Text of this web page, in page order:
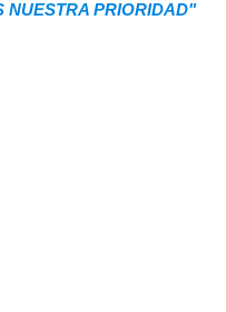
NUESTRA PRIORIDAD"